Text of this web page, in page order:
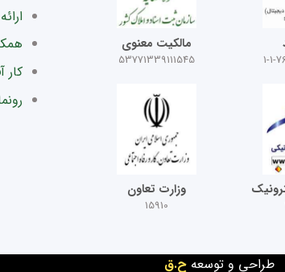
1-1-
مالکیت معنوی
53771339111545
وزارت تعاون
15910
همکاری 15
طراحی و توسعه ح.ق